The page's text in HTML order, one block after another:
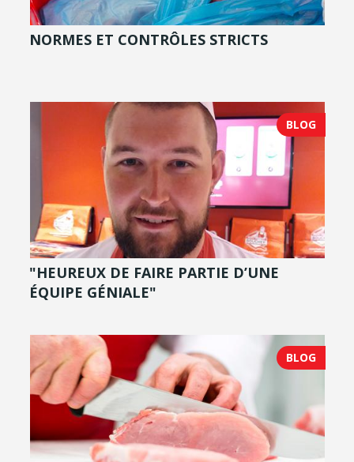
NORMES ET CONTRÔLES STRICTS
BLOG
"HEUREUX DE FAIRE PARTIE D’UNE
ÉQUIPE GÉNIALE"
BLOG